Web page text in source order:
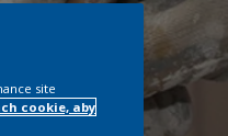
site
cookie, aby